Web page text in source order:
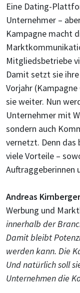
Eine Dating-
Unternehmer –
Kampagne macht
Mitgliedsbetriebe
Damit setzt sie
Vorjahr
sie weiter. Nun
Unternehmer mit
sondern auch
vernetzt. Denn
viele Vorteile –
Auftraggeberinnen
Andreas Kirnberger
Werbung und
innerhalb der
Damit bleibt
werden kann. Die
Und natürlich soll
Unternehmen die